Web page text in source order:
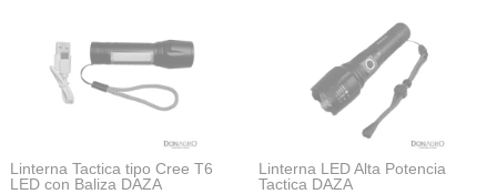
Linterna Tactica tipo Cree T6
LED con Baliza DAZA
Linterna LED Alta Potencia
Tactica DAZA